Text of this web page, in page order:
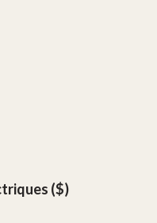
($)